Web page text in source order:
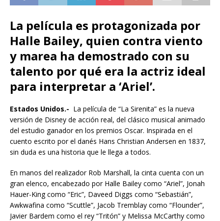
La película es protagonizada por
Halle Bailey, quien contra viento
y marea ha demostrado con su
talento por qué era la actriz ideal
para interpretar a ‘Ariel’.
Estados Unidos.- La película de “La Sirenita” es la nueva
versión de Disney de acción real, del clásico musical animado
del estudio ganador en los premios Oscar. Inspirada en el
cuento escrito por el danés Hans Christian Andersen en 1837,
sin duda es una historia que le llega a todos.
En manos del realizador Rob Marshall, la cinta cuenta con un
gran elenco, encabezado por Halle Bailey como “Ariel”, Jonah
Hauer-King como “Eric”, Daveed Diggs como “Sebastián”,
Awkwafina como “Scuttle”, Jacob Tremblay como “Flounder”,
Javier Bardem como el rey “Tritón” y Melissa McCarthy como